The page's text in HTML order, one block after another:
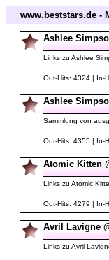
www.beststars.de -
Ashlee
Links zu Ashlee
Out-Hits: 4324 | In-
Ashlee
Sammlung von
Out-Hits: 4355 | In-
Atomic Kitten
Links zu Atomic
Out-Hits: 4279 | In-
Avril Lavigne
Links zu Avril